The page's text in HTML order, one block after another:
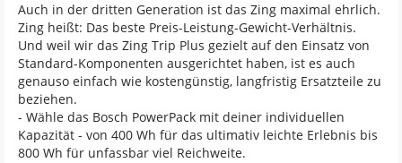
Auch in der dritten Generation ist das Zing maximal ehrlich.
Zing heißt: Das beste Preis-Leistung-Gewicht-Verhältnis.
Und weil wir das Zing Trip Plus gezielt auf den Einsatz von
Standard-Komponenten ausgerichtet haben, ist es auch
genauso einfach wie kostengünstig, langfristig Ersatzteile zu
beziehen.
- Wähle das Bosch PowerPack mit deiner individuellen
Kapazität - von 400 Wh für das ultimativ leichte Erlebnis bis
800 Wh für unfassbar viel Reichweite.